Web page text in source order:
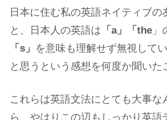
日本に住む私の英語ネイティブの
と、日本人の英語は 「a」「 the
「s」 を意味も理解せず無視して
と思うという感想を何度か聞いた
これらは英語文法にとても大事な
ら、やはりこの辺もしっかり英語